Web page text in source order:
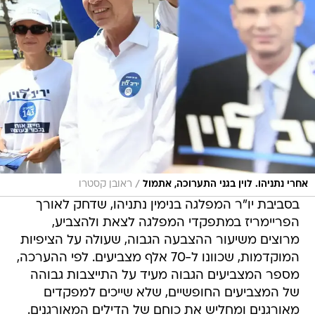
אחרי נתניהו. לוין בגני התערוכה, אתמול / ראובן קסטרו
בסביבת יו"ר המפלגה בנימין נתניהו, שדחק לאורך
הפריימריז במתפקדי המפלגה לצאת ולהצביע,
מרוצים משיעור ההצבעה הגבוה, שעולה על הציפיות
המוקדמות, שכוונו ל-70 אלף מצביעים. לפי ההערכה,
מספר המצביעים הגבוה מעיד על התייצבות גבוהה
של המצביעים החופשיים, שלא שייכים למפקדים
מאורגנים ומחליש את כוחם של הדילים המאורגנים.